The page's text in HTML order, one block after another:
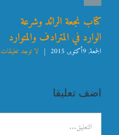
كتاب نجعة الرائد وشرعة
الوارد في المترادف والمتوارد
الجمعة, 9أكتوبر, 2015 | لا توجد تعليقات
اضف تعليقا
تعليق